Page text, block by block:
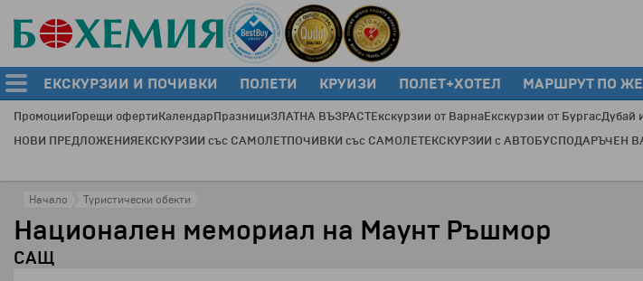
ЕКСКУРЗИИ И ПОЧИВКИ ПОЛЕТИ КРУИЗИ ПОЛЕТ+ХОТЕЛ МАРШРУТ ПО
ПромоцииГорещи офертиКалендарПразнициЗЛАТНА ВЪЗРАСТЕкскурзии от ВарнаЕкскурзии от БургасДубай
НОВИ ПРЕДЛОЖЕНИЯЕКСКУРЗИИ със САМОЛЕТПОЧИВКИ със САМОЛЕТЕКСКУРЗИИ с АВТОБУСПОДАРЪЧЕН
Начало Туристически обекти
Национален мемориал на Маунт Ръшмор
САЩ